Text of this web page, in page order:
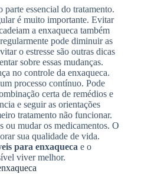
essencial do tratamento.
é muito importante. Evitar
a enxaqueca também
pode diminuir as
o estresse são outras dicas
sobre essas mudanças.
no controle da enxaqueca.
processo contínuo. Pode
certa de remédios e
e seguir as orientações
tratamento não funcionar.
ou mudar os medicamentos. O
sua qualidade de vida.
para enxaqueca e o
viver melhor.